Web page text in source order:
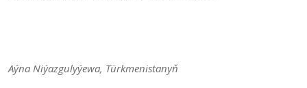
Aýna Niýazgulyýewa, Türkmenistanyň